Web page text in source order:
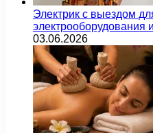
Электрик с выездом
электрооборудования
03.06.2026